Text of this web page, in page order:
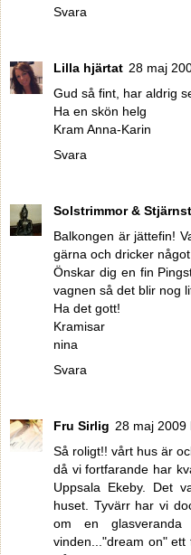
Svara
Lilla hjärtat 28 maj
Gud så fint, har aldrig
Ha en skön helg
Kram Anna-Karin
Svara
Solstrimmor &
Balkongen är jättefin!
gärna och dricker
Önskar dig en fin
vagnen så det blir nog
Ha det gott!
Kramisar
nina
Svara
Fru Sirlig 28 maj 2009
Så roligt!! vårt hus är
då vi fortfarande har
Uppsala Ekeby. Det
huset. Tyvärr har vi
om en
vinden..."dream on" ett